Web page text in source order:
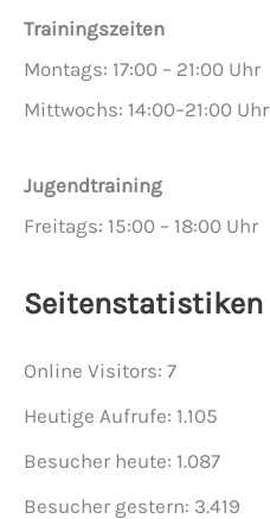
Trainingszeiten
Montags: 17:00 – 21:00 Uhr
Mittwochs: 14:00–21:00 Uhr
Jugendtraining
Freitags: 15:00 – 18:00 Uhr
Seitenstatistiken
Online Visitors: 7
Heutige Aufrufe: 1.105
Besucher heute: 1.087
Besucher gestern: 3.419